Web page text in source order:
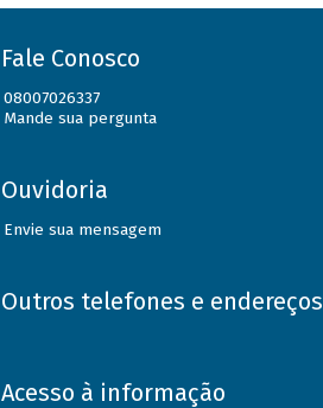
Fale Conosco
08007026337
Mande sua pergunta
Ouvidoria
Envie sua mensagem
Outros telefones e endereços
Acesso à informação